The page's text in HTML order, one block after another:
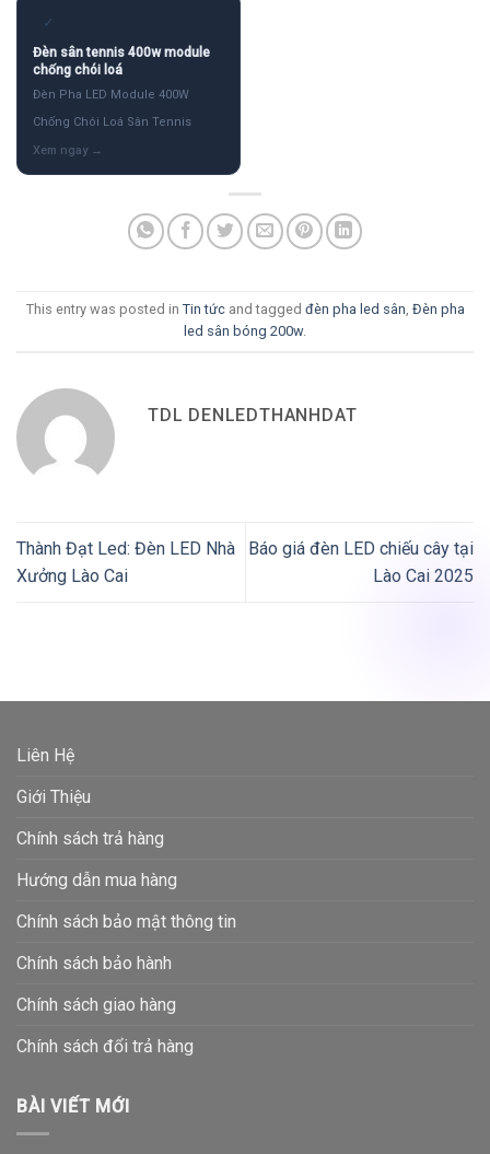
✓
Đèn sân tennis 400w module
chống chói loá
Đèn Pha LED Module 400W
Chống Chói Loá Sân Tennis
This entry was posted in Tin tứcand tagged đèn pha led sân Đèn pha
led sân bóng 200w.
TDL DENLEDTHANHDAT
Thành Đạt Led: Đèn LED Nhà
Xưởng Lào Cai
Báo giá đèn LED chiếu cây tại
Lào Cai 2025
Liên Hệ
Giới Thiệu
Chính sách trả hàng
Hướng dẫn mua hàng
Chính sách bảo mật thông tin
Chính sách bảo hành
Chính sách giao hàng
Chính sách đổi trả hàng
BÀI VIẾT MỚI